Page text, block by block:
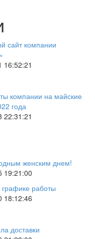
сайт компании
16:52:21
компании на майские
года
22:31:21
женским днем!
19:21:00
работы
18:12:46
доставки